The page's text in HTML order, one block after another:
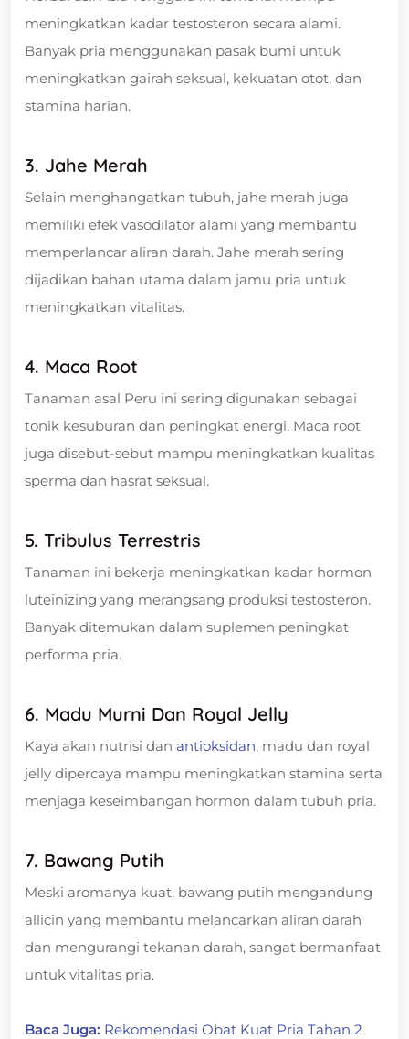
meningkatkan kadar testosteron secara alami.
Banyak pria menggunakan pasak bumi untuk
meningkatkan gairah seksual, kekuatan otot, dan
stamina harian.
3. Jahe Merah
Selain menghangatkan tubuh, jahe merah juga
memiliki efek vasodilator alami yang membantu
memperlancar aliran darah. Jahe merah sering
dijadikan bahan utama dalam jamu pria untuk
meningkatkan vitalitas.
4. Maca Root
Tanaman asal Peru ini sering digunakan sebagai
tonik kesuburan dan peningkat energi. Maca root
juga disebut-sebut mampu meningkatkan kualitas
sperma dan hasrat seksual.
5. Tribulus Terrestris
Tanaman ini bekerja meningkatkan kadar hormon
luteinizing yang merangsang produksi testosteron.
Banyak ditemukan dalam suplemen peningkat
performa pria.
6. Madu Murni Dan Royal Jelly
Kaya akan nutrisi dan antioksidan, madu dan royal
jelly dipercaya mampu meningkatkan stamina serta
menjaga keseimbangan hormon dalam tubuh pria.
7. Bawang Putih
Meski aromanya kuat, bawang putih mengandung
allicin yang membantu melancarkan aliran darah
dan mengurangi tekanan darah, sangat bermanfaat
untuk vitalitas pria.
Baca Juga: Rekomendasi Obat Kuat Pria Tahan 2